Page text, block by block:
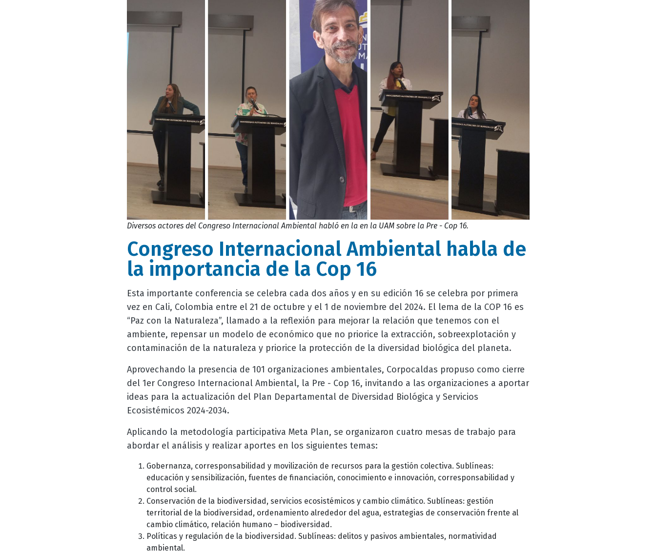
Diversos actores del Congreso Internacional Ambiental habló en la en la UAM sobre la Pre - Cop 16.
Congreso Internacional Ambiental habla de
la importancia de la Cop 16
Esta importante conferencia se celebra cada dos años y en su edición 16 se celebra por primera
vez en Cali, Colombia entre el 21 de octubre y el 1 de noviembre del 2024. El lema de la COP 16 es
“Paz con la Naturaleza”, llamado a la reflexión para mejorar la relación que tenemos con el
ambiente, repensar un modelo de económico que no priorice la extracción, sobreexplotación y
contaminación de la naturaleza y priorice la protección de la diversidad biológica del planeta.
Aprovechando la presencia de 101 organizaciones ambientales, Corpocaldas propuso como cierre
del 1er Congreso Internacional Ambiental, la Pre - Cop 16, invitando a las organizaciones a aportar
ideas para la actualización del Plan Departamental de Diversidad Biológica y Servicios
Ecosistémicos 2024-2034.
Aplicando la metodología participativa Meta Plan, se organizaron cuatro mesas de trabajo para
abordar el análisis y realizar aportes en los siguientes temas:
Gobernanza, corresponsabilidad y movilización de recursos para la gestión colectiva. Sublíneas:
educación y sensibilización, fuentes de financiación, conocimiento e innovación, corresponsabilidad y
control social.
Conservación de la biodiversidad, servicios ecosistémicos y cambio climático. Sublíneas: gestión
territorial de la biodiversidad, ordenamiento alrededor del agua, estrategias de conservación frente al
cambio climático, relación humano – biodiversidad.
Políticas y regulación de la biodiversidad. Sublíneas: delitos y pasivos ambientales, normatividad
ambiental.